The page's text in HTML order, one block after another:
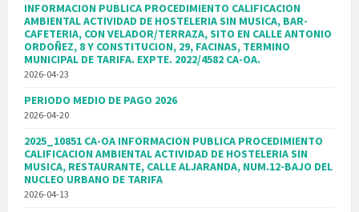
INFORMACION PUBLICA PROCEDIMIENTO CALIFICACION
AMBIENTAL ACTIVIDAD DE HOSTELERIA SIN MUSICA, BAR-
CAFETERIA, CON VELADOR/TERRAZA, SITO EN CALLE ANTONIO
ORDOÑEZ, 8 Y CONSTITUCION, 29, FACINAS, TERMINO
MUNICIPAL DE TARIFA. EXPTE. 2022/4582 CA-OA.
2026-04-23
PERIODO MEDIO DE PAGO 2026
2026-04-20
2025_10851 CA-OA INFORMACION PUBLICA PROCEDIMIENTO
CALIFICACION AMBIENTAL ACTIVIDAD DE HOSTELERIA SIN
MUSICA, RESTAURANTE, CALLE ALJARANDA, NUM.12-BAJO DEL
NUCLEO URBANO DE TARIFA
2026-04-13